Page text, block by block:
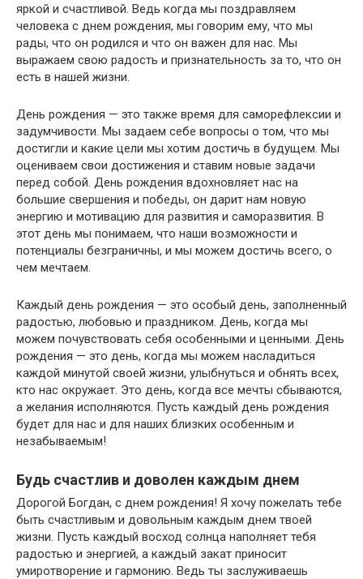
яркой и счастливой. Ведь когда мы поздравляем
человека с днем рождения, мы говорим ему, что мы
рады, что он родился и что он важен для нас. Мы
выражаем свою радость и признательность за то, что он
есть в нашей жизни.
День рождения — это также время для саморефлексии и
задумчивости. Мы задаем себе вопросы о том, что мы
достигли и какие цели мы хотим достичь в будущем. Мы
оцениваем свои достижения и ставим новые задачи
перед собой. День рождения вдохновляет нас на
большие свершения и победы, он дарит нам новую
энергию и мотивацию для развития и саморазвития. В
этот день мы понимаем, что наши возможности и
потенциалы безграничны, и мы можем достичь всего, о
чем мечтаем.
Каждый день рождения — это особый день, заполненный
радостью, любовью и праздником. День, когда мы
можем почувствовать себя особенными и ценными. День
рождения — это день, когда мы можем насладиться
каждой минутой своей жизни, улыбнуться и обнять всех,
кто нас окружает. Это день, когда все мечты сбываются,
а желания исполняются. Пусть каждый день рождения
будет для нас и для наших близких особенным и
незабываемым!
Будь счастлив и доволен каждым днем
Дорогой Богдан, с днем рождения! Я хочу пожелать тебе
быть счастливым и довольным каждым днем твоей
жизни. Пусть каждый восход солнца наполняет тебя
радостью и энергией, а каждый закат приносит
умиротворение и гармонию. Ведь ты заслуживаешь